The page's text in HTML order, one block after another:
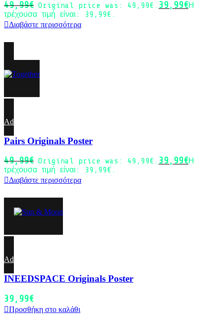
49,99€ Original price was: 49,99€. 39,99€Η
τρέχουσα τιμή είναι: 39,99€.
Διαβάστε περισσότερα
Add to wishlist
Pairs Originals Poster
49,99€ Original price was: 49,99€. 39,99€Η
τρέχουσα τιμή είναι: 39,99€.
Διαβάστε περισσότερα
Add to wishlist
INEEDSPACE Originals Poster
39,99€
Προσθήκη στο καλάθι